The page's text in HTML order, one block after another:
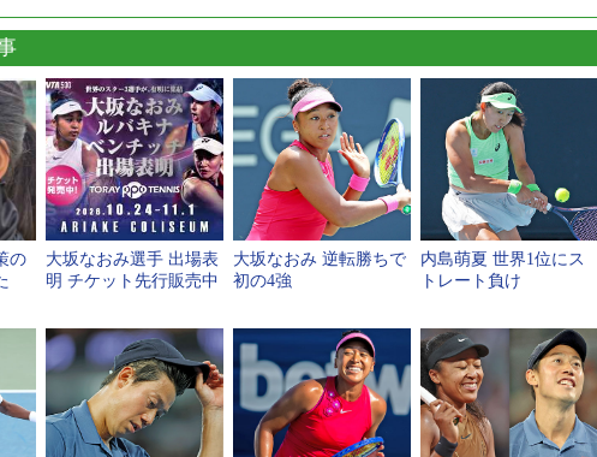
の
大坂なおみ選手 出場表
明 チケット先行販売中
大坂なおみ 逆転勝ちで
初の4強
内島萌夏 世界1位にス
トレート負け